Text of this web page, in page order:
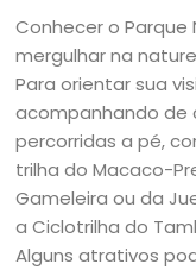
Conhecer o
mergulhar na
Para orientar sua
acompanhando de
percorridas a pé,
trilha do Macaco-
Gameleira ou da
a Ciclotrilha do
Alguns atrativos